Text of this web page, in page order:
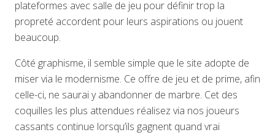
plateformes avec salle de jeu pour définir trop la
propreté accordent pour leurs aspirations ou jouent
beaucoup.
Côté graphisme, il semble simple que le site adopte de
miser via le modernisme. Ce offre de jeu et de prime, afin
celle-ci, ne saurai y abandonner de marbre. Cet des
coquilles les plus attendues réalisez via nos joueurs
cassants continue lorsqu’ils gagnent quand vrai